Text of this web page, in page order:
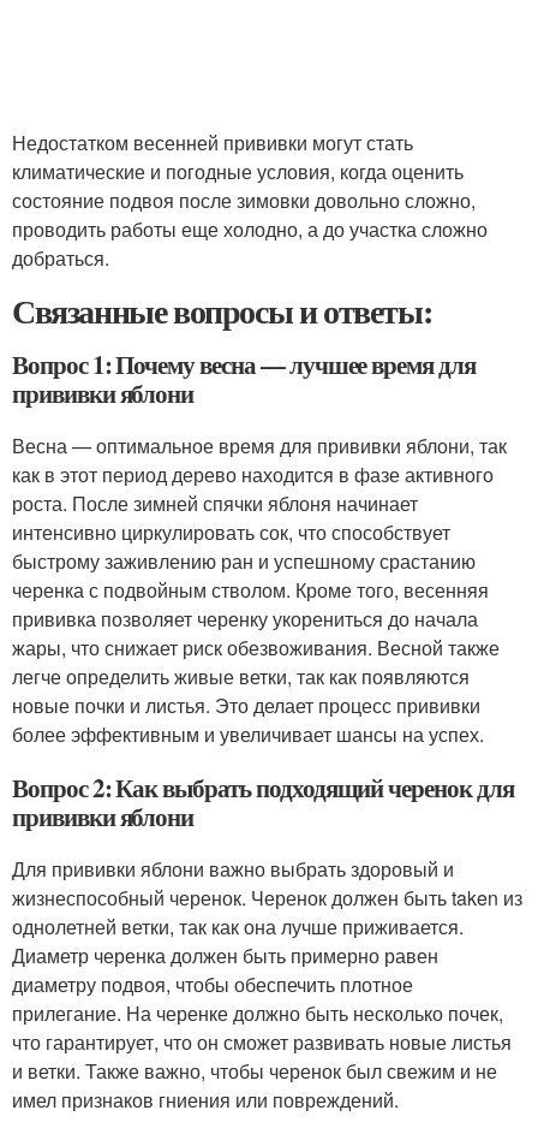
Недостатком весенней прививки могут стать
климатические и погодные условия, когда оценить
состояние подвоя после зимовки довольно сложно,
проводить работы еще холодно, а до участка сложно
добраться.
Связанные вопросы и ответы:
Вопрос 1: Почему весна — лучшее время для
прививки яблони
Весна — оптимальное время для прививки яблони, так
как в этот период дерево находится в фазе активного
роста. После зимней спячки яблоня начинает
интенсивно циркулировать сок, что способствует
быстрому заживлению ран и успешному срастанию
черенка с подвойным стволом. Кроме того, весенняя
прививка позволяет черенку укорениться до начала
жары, что снижает риск обезвоживания. Весной также
легче определить живые ветки, так как появляются
новые почки и листья. Это делает процесс прививки
более эффективным и увеличивает шансы на успех.
Вопрос 2: Как выбрать подходящий черенок для
прививки яблони
Для прививки яблони важно выбрать здоровый и
жизнеспособный черенок. Черенок должен быть taken из
однолетней ветки, так как она лучше приживается.
Диаметр черенка должен быть примерно равен
диаметру подвоя, чтобы обеспечить плотное
прилегание. На черенке должно быть несколько почек,
что гарантирует, что он сможет развивать новые листья
и ветки. Также важно, чтобы черенок был свежим и не
имел признаков гниения или повреждений.